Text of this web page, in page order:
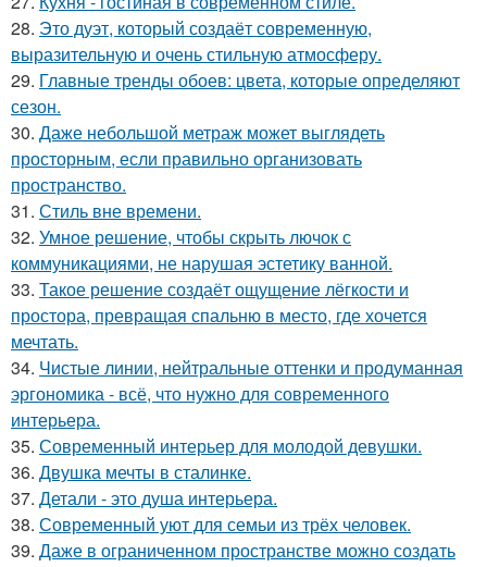
28. Это дуэт, который создаёт современную,
выразительную и очень стильную атмосферу.
29. Главные тренды обоев: цвета, которые определяют
сезон.
30. Даже небольшой метраж может выглядеть
просторным, если правильно организовать
пространство.
31. Стиль вне времени.
32. Умное решение, чтобы скрыть лючок с
коммуникациями, не нарушая эстетику ванной.
33. Такое решение создаёт ощущение лёгкости и
простора, превращая спальню в место, где хочется
мечтать.
34. Чистые линии, нейтральные оттенки и продуманная
эргономика - всё, что нужно для современного
интерьера.
35. Современный интерьер для молодой девушки.
36. Двушка мечты в сталинке.
37. Детали - это душа интерьера.
38. Современный уют для семьи из трёх человек.
39. Даже в ограниченном пространстве можно создать